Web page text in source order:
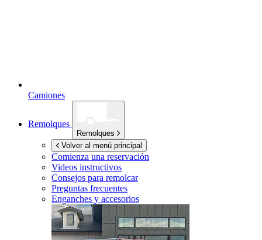
Camiones
Remolques
Remolques
Volver al menú principal
Comienza una reservación
Videos instructivos
Consejos para remolcar
Preguntas frecuentes
Enganches y accesorios